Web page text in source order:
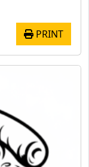
PRINT